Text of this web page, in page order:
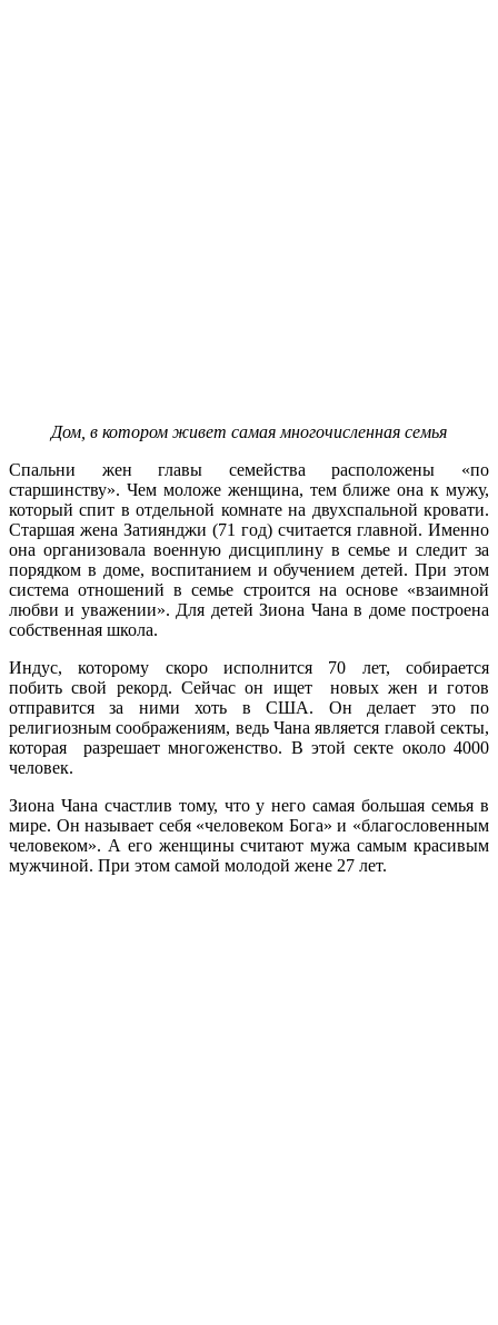
Дом, в котором живет самая многочисленная семья
Спальни жен главы семейства расположены «по
старшинству». Чем моложе женщина, тем ближе она к мужу,
который спит в отдельной комнате на двухспальной кровати.
Старшая жена Затиянджи (71 год) считается главной. Именно
она организовала военную дисциплину в семье и следит за
порядком в доме, воспитанием и обучением детей. При этом
система отношений в семье строится на основе «взаимной
любви и уважении». Для детей Зиона Чана в доме построена
собственная школа.
Индус, которому скоро исполнится 70 лет, собирается
побить свой рекорд. Сейчас он ищет новых жен и готов
отправится за ними хоть в США. Он делает это по
религиозным соображениям, ведь Чана является главой секты,
которая разрешает многоженство. В этой секте около 4000
человек.
Зиона Чана счастлив тому, что у него самая большая семья в
мире. Он называет себя «человеком Бога» и «благословенным
человеком». А его женщины считают мужа самым красивым
мужчиной. При этом самой молодой жене 27 лет.